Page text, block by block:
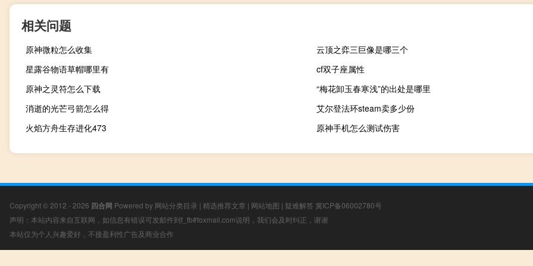
相关问题
原神微粒怎么收集
云顶之弈三巨像是哪三个
星露谷物语草帽哪里有
cf双子座属性
原神之灵符怎么下载
“梅花卸玉春寒浅”的出处是哪里
消逝的光芒弓箭怎么得
艾尔登法环steam卖多少份
火焰方舟生存进化473
原神手机怎么测试伤害
Copyright © 2012 - 2026 四合网 Powered by 网站分类目录 | 精选推荐文章 | 网站地图 | 疑难解答 冀ICP备06002780号
声明：本站内容来自互联网，如信息有错误可发邮件到f_fb#foxmail.com说明，我们会及时纠正，谢谢
本站仅为个人兴趣爱好，不接盈利性广告及商业合作